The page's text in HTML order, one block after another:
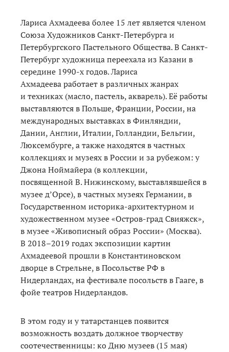
Лариса Ахмадеева более 15 лет является членом
Союза Художников Санкт-Петербурга и
Петербургского Пастельного Общества. В Санкт-
Петербург художница переехала из Казани в
середине 1990-х годов. Лариса
Ахмадеева работает в различных жанрах
и техниках (масло, пастель, акварель). Её работы
выставляются в Польше, Франции, России, на
международных выставках в Финляндии,
Дании, Англии, Италии, Голландии, Бельгии,
Люксембурге, а также находятся в частных
коллекциях и музеях в России и за рубежом: у
Джона Ноймайера (в коллекции,
посвященной В. Нижинскому, выставлявшейся в
музее д’Орсе), в частных музеях Германии, в
Государственном историка-архитектурном и
художественном музее «Остров-град Свияжск»,
в музее «Живописный образ России» (Москва).
В 2018–2019 годах экспозиции картин
Ахмадеевой прошли в Константиновском
дворце в Стрельне, в Посольстве РФ в
Нидерландах, на фестивале посольств в Гааге, в
фойе театров Нидерландов.
В этом году и у татарстанцев появится
возможность воздать должное творчеству
соотечественницы: ко Дню музеев (15 мая)